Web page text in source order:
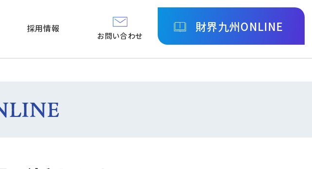
採用情報
お問い合わせ
財界九州ONLINE